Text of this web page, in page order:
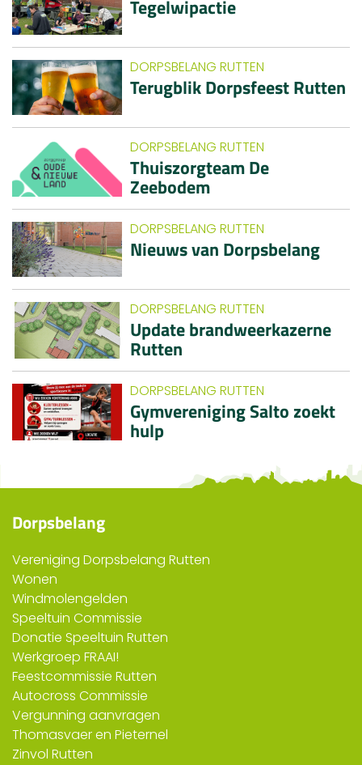
Tegelwipactie
DORPSBELANG RUTTEN
Terugblik Dorpsfeest Rutten
DORPSBELANG RUTTEN
Thuiszorgteam De
Zeebodem
DORPSBELANG RUTTEN
Nieuws van Dorpsbelang
DORPSBELANG RUTTEN
Update brandweerkazerne
Rutten
DORPSBELANG RUTTEN
Gymvereniging Salto zoekt
hulp
Dorpsbelang
Vereniging Dorpsbelang Rutten
Wonen
Windmolengelden
Speeltuin Commissie
Donatie Speeltuin Rutten
Werkgroep FRAAI!
Feestcommissie Rutten
Autocross Commissie
Vergunning aanvragen
Thomasvaer en Pieternel
Zinvol Rutten